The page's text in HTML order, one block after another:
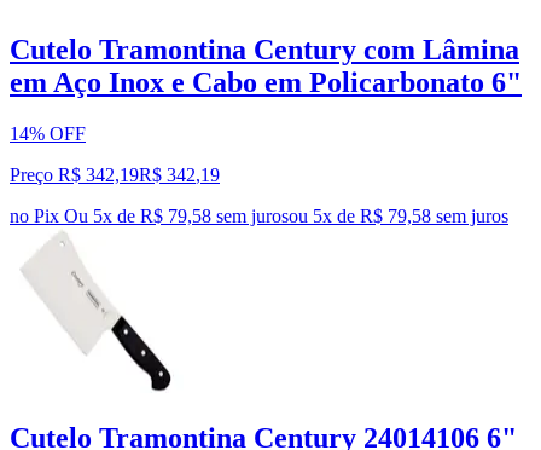
Cutelo Tramontina Century com Lâmina
em Aço Inox e Cabo em Policarbonato 6"
14% OFF
Preço R$ 342,19R$ 342,19
no Pix Ou 5x de R$ 79,58 sem jurosou 5x de R$ 79,58 sem juros
Cutelo Tramontina Century 24014106 6"